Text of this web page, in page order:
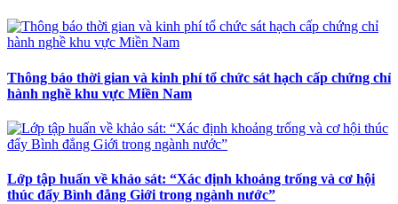
Thông báo thời gian và kinh phí tổ chức sát hạch cấp chứng chỉ
hành nghề khu vực Miền Nam
Lớp tập huấn về khảo sát: “Xác định khoảng trống và cơ hội
thúc đẩy Bình đẳng Giới trong ngành nước”